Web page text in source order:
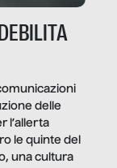
delle
l’allerta
le quinte del
una cultura